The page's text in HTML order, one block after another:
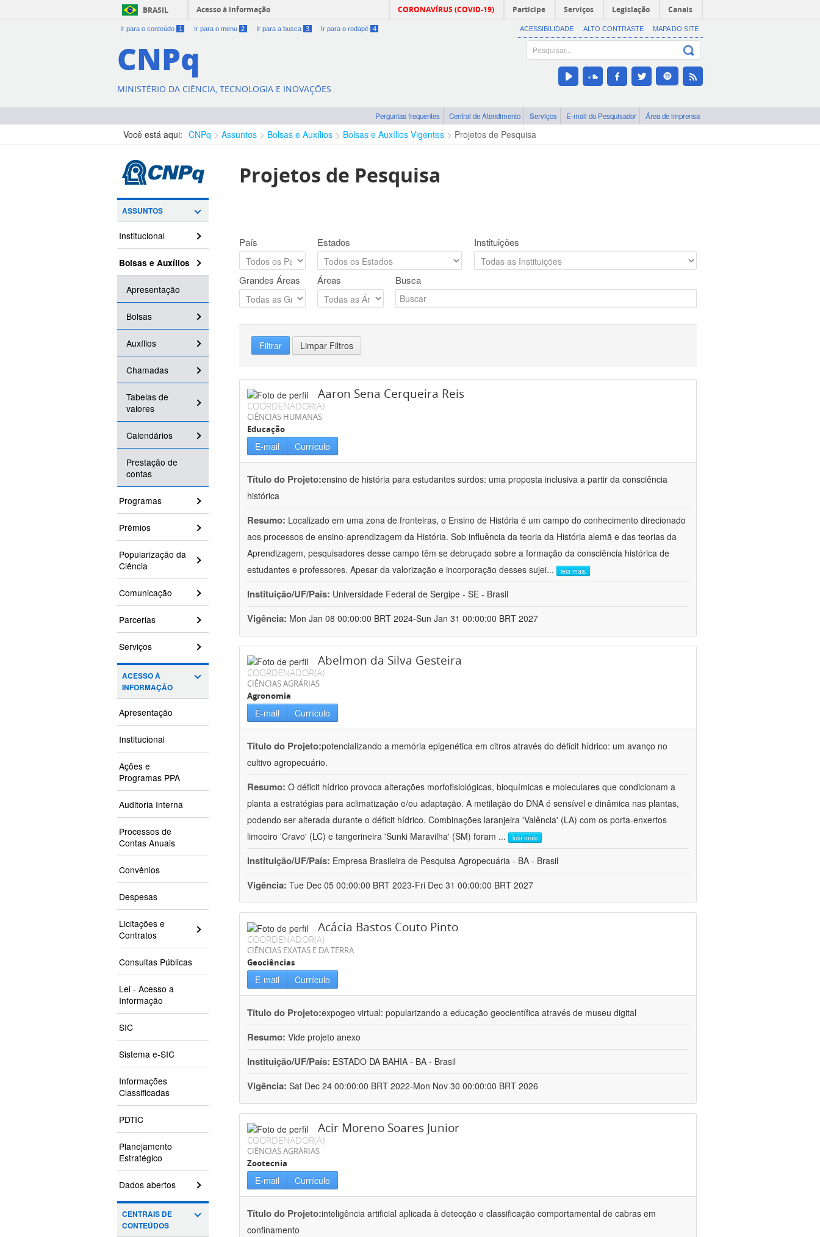
BRASIL Acesso à informação CORONAVÍRUS (COVID-19) Participe Serviços Legislação Canais
Ir para o conteúdo 1 Ir para o menu 2 Ir para a busca 3 Ir para o rodapé 4 ACESSIBILIDADE ALTO CONTRASTE MAPA DO SITE
CNPq
MINISTÉRIO DA CIÊNCIA, TECNOLOGIA E INOVAÇÕES
Perguntas frequentes Central de Atendimento Serviços E-mail do Pesquisador Área de imprensa
Você está aqui: CNPq Assuntos Bolsas e Auxílios Bolsas e Auxílios Vigentes Projetos de Pesquisa
ASSUNTOS
Institucional
Bolsas e Auxílios
Apresentação
Bolsas
Auxílios
Chamadas
Tabelas de
valores
Calendários
Prestação de
contas
Programas
Prêmios
Popularização da
Ciência
Comunicação
Parcerias
Serviços
ACESSO À
INFORMAÇÃO
Apresentação
Institucional
Ações e
Programas PPA
Auditoria Interna
Processos de
Contas Anuais
Convênios
Despesas
Licitações e
Contratos
Consultas Públicas
Lei - Acesso a
Informação
SIC
Sistema e-SIC
Informações
Classificadas
PDTIC
Planejamento
Estratégico
Dados abertos
CENTRAIS DE
CONTEÚDOS
Projetos de Pesquisa
País Estados Instituições
Grandes Áreas Áreas Busca
Filtrar Limpar Filtros
Aaron Sena Cerqueira Reis
COORDENADOR(A)
CIÊNCIAS HUMANAS
Educação
E-mail Currículo
Título do Projeto:ensino de história para estudantes surdos: uma proposta inclusiva a partir da consciência
histórica
Resumo: Localizado em uma zona de fronteiras, o Ensino de História é um campo do conhecimento direcionado
aos processos de ensino-aprendizagem da História. Sob influência da teoria da História alemã e das teorias da
Aprendizagem, pesquisadores desse campo têm se debruçado sobre a formação da consciência histórica de
estudantes e professores. Apesar da valorização e incorporação desses sujei... leia mais
Instituição/UF/País: Universidade Federal de Sergipe - SE - Brasil
Vigência: Mon Jan 08 00:00:00 BRT 2024-Sun Jan 31 00:00:00 BRT 2027
Abelmon da Silva Gesteira
COORDENADOR(A)
CIÊNCIAS AGRÁRIAS
Agronomia
E-mail Currículo
Título do Projeto:potencializando a memória epigenética em citros através do déficit hídrico: um avanço no
cultivo agropecuário.
Resumo: O déficit hídrico provoca alterações morfofisiológicas, bioquímicas e moleculares que condicionam a
planta a estratégias para aclimatização e/ou adaptação. A metilação do DNA é sensível e dinâmica nas plantas,
podendo ser alterada durante o déficit hídrico. Combinações laranjeira 'Valência' (LA) com os porta-enxertos
limoeiro 'Cravo' (LC) e tangerineira 'Sunki Maravilha' (SM) foram ... leia mais
Instituição/UF/País: Empresa Brasileira de Pesquisa Agropecuária - BA - Brasil
Vigência: Tue Dec 05 00:00:00 BRT 2023-Fri Dec 31 00:00:00 BRT 2027
Acácia Bastos Couto Pinto
COORDENADOR(A)
CIÊNCIAS EXATAS E DA TERRA
Geociências
E-mail Currículo
Título do Projeto:expogeo virtual: popularizando a educação geocientífica através de museu digital
Resumo: Vide projeto anexo
Instituição/UF/País: ESTADO DA BAHIA - BA - Brasil
Vigência: Sat Dec 24 00:00:00 BRT 2022-Mon Nov 30 00:00:00 BRT 2026
Acir Moreno Soares Junior
COORDENADOR(A)
CIÊNCIAS AGRÁRIAS
Zootecnia
E-mail Currículo
Título do Projeto:inteligência artificial aplicada à detecção e classificação comportamental de cabras em
confinamento